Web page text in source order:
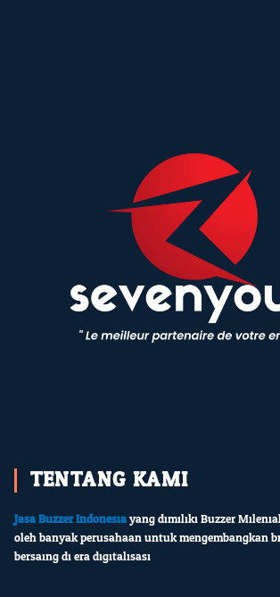
TENTANG KAMI
Jasa Buzzer Indonesiayang dimiliki Buzzer
oleh banyak perusahaan untuk mengembangkan
bersaing di era digitalisasi